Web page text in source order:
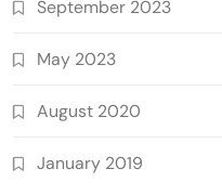
September 2023
May 2023
August 2020
January 2019